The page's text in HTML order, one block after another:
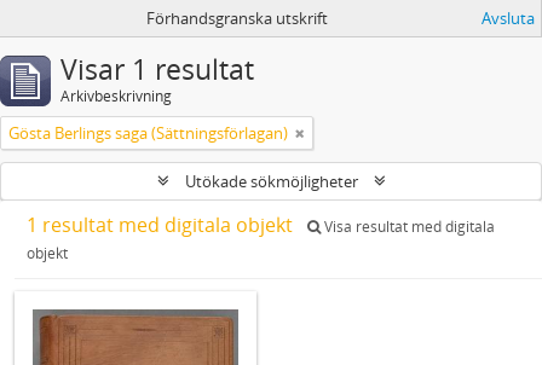
Förhandsgranska utskrift Avsluta
Visar 1 resultat
Arkivbeskrivning
Gösta Berlings saga (Sättningsförlagan)
Utökade sökmöjligheter
1 resultat med digitala objekt
Visa resultat med digitala
objekt